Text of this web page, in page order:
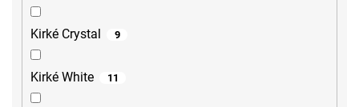
Kirké Crystal 9
Kirké White 11